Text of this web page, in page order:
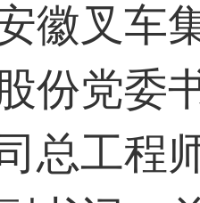
徽叉车
份党委
总工程